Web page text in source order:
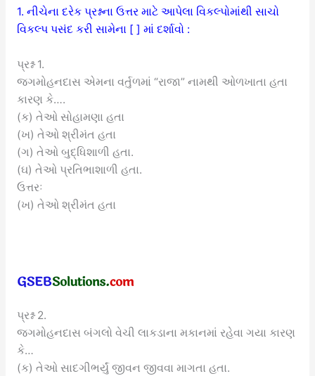
1. નીચેના દરેક પ્રશ્નના ઉત્તર માટે આપેલા વિકલ્પોમાંથી સાચો
વિકલ્પ પસંદ કરી સામેના [ ] માં દર્શાવો :
પ્રશ્ન 1.
જગમોહનદાસ એમના વર્તુળમાં “રાજા” નામથી ઓળખાતા હતા
કારણ કે….
(ક) તેઓ સોહામણા હતા
(ખ) તેઓ શ્રીમંત હતા
(ગ) તેઓ બુદ્ધિશાળી હતા.
(ઘ) તેઓ પ્રતિભાશાળી હતા.
ઉત્તરઃ
(ખ) તેઓ શ્રીમંત હતા
પ્રશ્ન 2.
જગમોહનદાસ બંગલો વેચી લાકડાના મકાનમાં રહેવા ગયા કારણ
કે…
(ક) તેઓ સાદગીભર્યું જીવન જીવવા માગતા હતા.